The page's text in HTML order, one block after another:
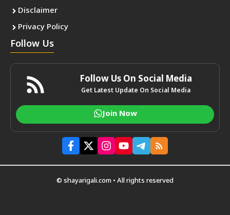
Disclaimer
Privacy Policy
Follow Us
Follow Us On Social Media
Get Latest Update On Social Media
Join Now
© shayarigali.com • All rights reserved